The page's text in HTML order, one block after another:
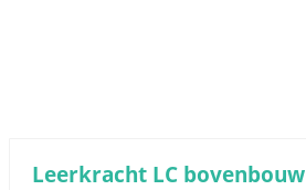
Leerkracht LC bovenbouw